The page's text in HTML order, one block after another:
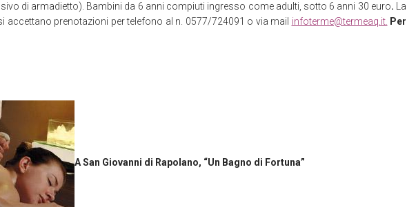
di armadietto). Bambini da 6 anni compiuti ingresso come adulti, sotto 6 anni 30 euro. La
accettano prenotazioni per telefono al n. 0577/724091 o via mail infoterme@termeaq.it. Per
A San Giovanni di Rapolano, “Un Bagno di Fortuna”